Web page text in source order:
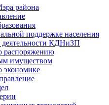
района
поддержке населения
деятельности КДНиЗП
распоряжению
имуществом
экономике